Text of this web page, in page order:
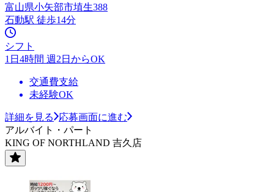
富山県小矢部市埴生388
石動駅 徒歩14分
シフト
1日4時間 週2日からOK
交通費支給
未経験OK
詳細を見る
応募画面に進む
アルバイト・パート
KING OF NORTHLAND 吉久店